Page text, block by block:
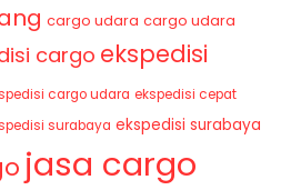
cargo udara cargo udara
cargo ekspedisi
cargo udara ekspedisi cepat
surabaya ekspedisi surabaya
jasa cargo